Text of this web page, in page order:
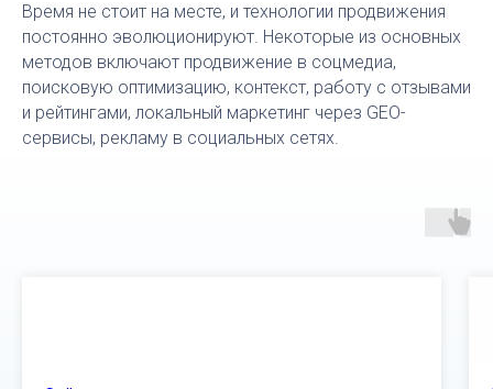
Время не стоит на месте, и технологии продвижения
постоянно эволюционируют. Некоторые из основных
методов включают продвижение в соцмедиа,
поисковую оптимизацию, контекст, работу с отзывами
и рейтингами, локальный маркетинг через GEO-
сервисы, рекламу в социальных сетях.